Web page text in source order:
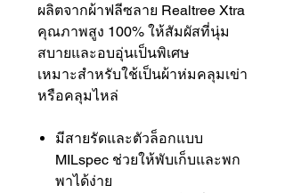
ผลิตจากผ้าฟลีซลาย Realtree Xtra
คุณภาพสูง 100% ให้สัมผัสที่นุ่ม
สบายและอบอุ่นเป็นพิเศษ
เหมาะสำหรับใช้เป็นผ้าห่มคลุมเข่า
หรือคลุมไหล่
มีสายรัดและตัวล็อกแบบ
MILspec ช่วยให้พับเก็บและพก
พาได้ง่าย